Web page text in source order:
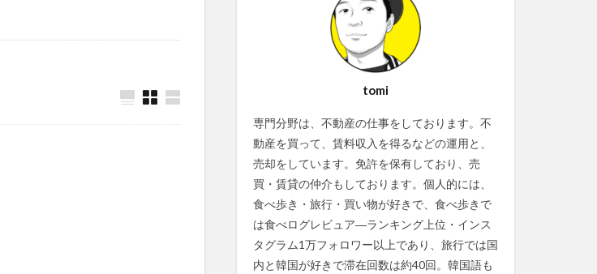
tomi
専門分野は、不動産の仕事をしております。不
動産を買って、賃料収入を得るなどの運用と、
売却をしています。免許を保有しており、売
買・賃貸の仲介もしております。個人的には、
食べ歩き・旅行・買い物が好きで、食べ歩きで
は食べログレビュア―ランキング上位・インス
タグラム1万フォロワー以上であり、旅行では国
内と韓国が好きで滞在回数は約40回。韓国語も